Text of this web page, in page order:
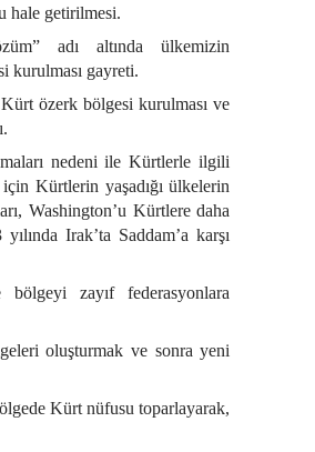
hale getirilmesi.
adı altında ülkemizin
kurulması gayreti.
özerk bölgesi kurulması ve
nedeni ile Kürtlerle ilgili
Kürtlerin yaşadığı ülkelerin
Washington’u Kürtlere daha
Irak’ta Saddam’a karşı
zayıf federasyonlara
oluşturmak ve sonra yeni
Kürt nüfusu toparlayarak,